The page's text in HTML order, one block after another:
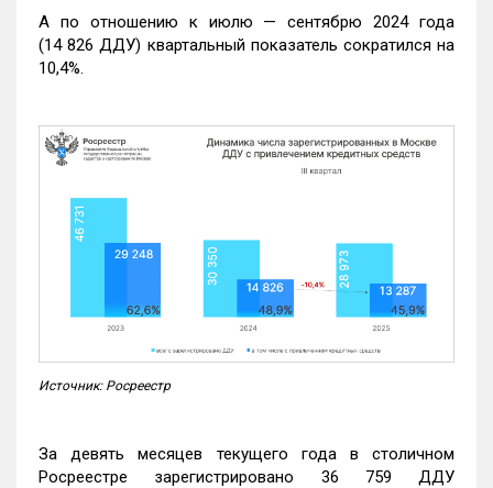
А по отношению к июлю — сентябрю 2024 года
(14 826 ДДУ) квартальный показатель сократился на
10,4%.
Источник: Росреестр
За девять месяцев текущего года в столичном
Росреестре зарегистрировано 36 759 ДДУ